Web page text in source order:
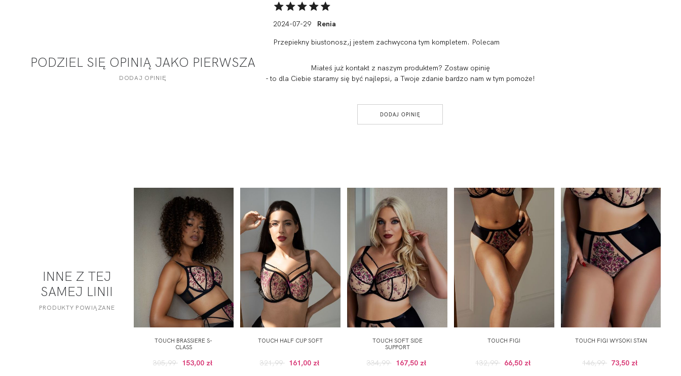
PODZIEL SIĘ OPINIĄ JAKO PIERWSZA
DODAJ OPINIĘ
2024-07-29
Renia
Przepiekny biustonosz,j jestem zachwycona tym kompletem. Polecam
Miałeś już kontakt z naszym produktem? Zostaw opinię
- to dla Ciebie staramy się być najlepsi, a Twoje zdanie bardzo nam w tym pomoże!
DODAJ OPINIĘ
INNE Z TEJ
SAMEJ LINII
PRODUKTY POWIĄZANE
TOUCH BRASSIERE S-
CLASS
305,99 153,00 zł
TOUCH HALF CUP SOFT
321,99 161,00 zł
TOUCH SOFT SIDE
SUPPORT
334,99 167,50 zł
TOUCH FIGI
132,99 66,50 zł
TOUCH FIGI WYSOKI STAN
146,99 73,50 zł